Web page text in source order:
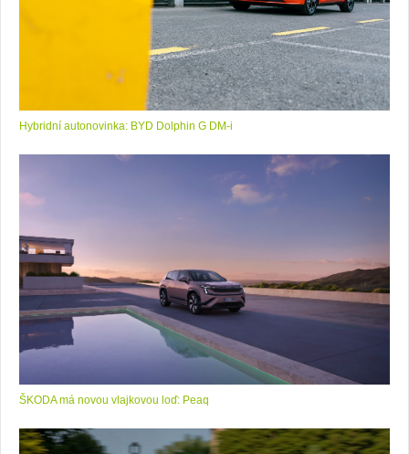
Hybridní autonovinka: BYD Dolphin G DM-i
ŠKODA má novou vlajkovou loď: Peaq